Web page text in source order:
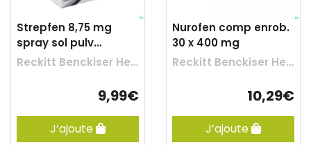
Strepfen 8,75 mg
spray sol pulv
buccale 15 ml
Reckitt Benckiser Healthcare
9,99€
J’ajoute
Nurofen comp enrob.
30 x 400 mg
Reckitt Benckiser Healthcare
10,29€
J’ajoute